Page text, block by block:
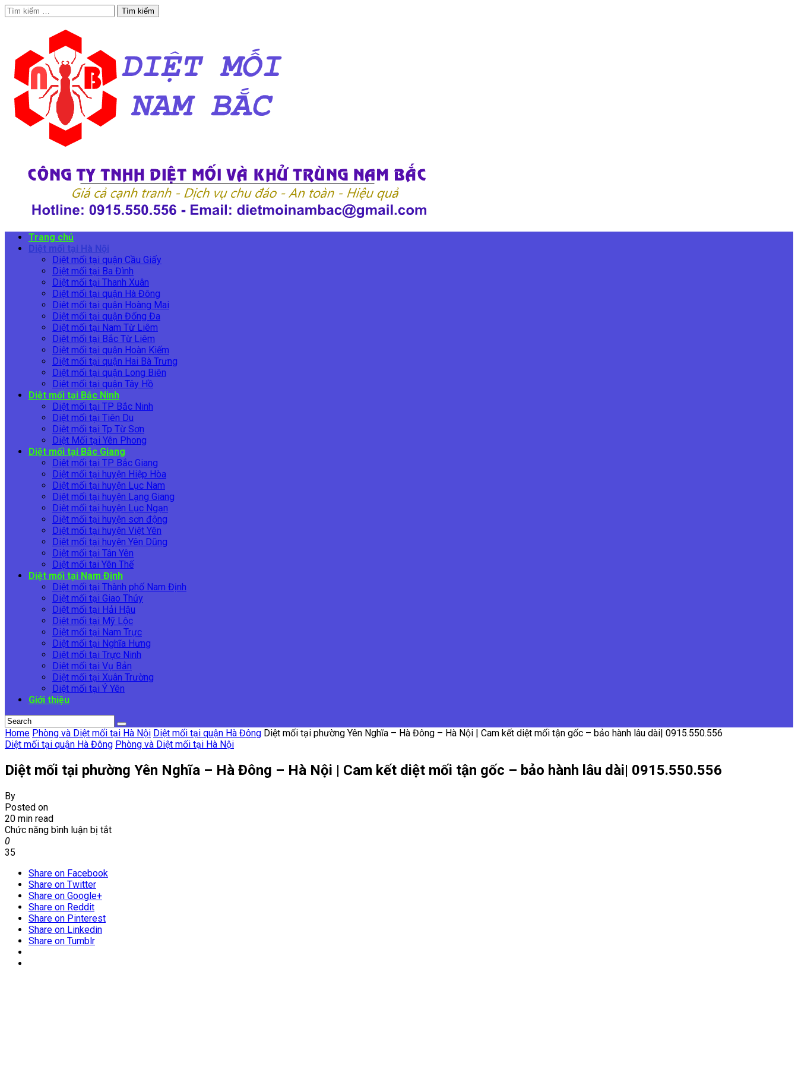
Tìm
kiếm
Trang chủ
Diệt mối tại Hà Nội
Diệt mối tại quận Cầu Giấy
Diệt mối tại Ba Đình
Diệt mối tại Thanh Xuân
Diệt mối tại quận Hà Đông
Diệt mối tại quận Hoàng Mai
Diệt mối tại quận Đống Đa
Diệt mối tại Nam Từ Liêm
Diệt mối tại Bắc Từ Liêm
Diệt mối tại quận Hoàn Kiếm
Diệt mối tại quận Hai Bà Trưng
Diệt mối tại quận Long Biên
Diệt mối tại quận Tây Hồ
Diệt mối tại Bắc Ninh
Diệt mối tại TP Bắc Ninh
Diệt mối tại Tiên Du
Diệt mối tại Tp Từ Sơn
Diệt Mối tại Yên Phong
Diệt mối tại Bắc Giang
Diệt mối tại TP Bắc Giang
Diệt mối tại huyện Hiệp Hòa
Diệt mối tại huyện Lục Nam
Diệt mối tại huyện Lạng Giang
Diệt mối tại huyện Lục Ngạn
Diệt mối tại huyện sơn động
Diệt mối tại huyện Việt Yên
Diệt mối tại huyện Yên Dũng
Diệt mối tại Tân Yên
Diệt mối tai Yên Thế
Diệt mối tại Nam Định
Diệt mối tại Thành phố Nam Định
Diệt mối tại Giao Thủy
Diệt mối tại Hải Hậu
Diệt mối tại Mỹ Lộc
Diệt mối tại Nam Trực
Diệt mối tại Nghĩa Hưng
Diệt mối tại Trực Ninh
Diệt mối tại Vụ Bản
Diệt mối tại Xuân Trường
Diệt mối tại Ý Yên
Giới thiệu
Home Phòng và Diệt mối tại Hà Nội Diệt mối tại quận Hà Đông Diệt mối tại phường Yên Nghĩa – Hà Đông – Hà Nội | Cam kết diệt mối tận gốc – bảo hành lâu dài| 0915.550.556
Diệt mối tại quận Hà Đông Phòng và Diệt mối tại Hà Nội
Diệt mối tại phường Yên Nghĩa – Hà Đông – Hà Nội | Cam kết diệt mối tận gốc – bảo hành lâu dài| 0915.550.556
By
Posted on
20 min read
Chức năng bình luận bị tắtở
0
35
Share on Facebook
Share on Twitter
Share on Google+
Share on Reddit
Share on Pinterest
Share on Linkedin
Share on Tumblr